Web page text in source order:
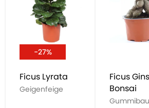
-27%
Ficus Lyrata
Geigenfeige
Ficus
Bonsai